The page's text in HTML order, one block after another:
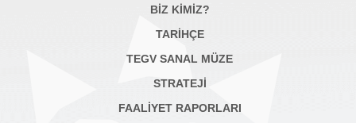
BİZ KİMİZ?
TARİHÇE
TEGV SANAL MÜZE
STRATEJİ
FAALİYET RAPORLARI